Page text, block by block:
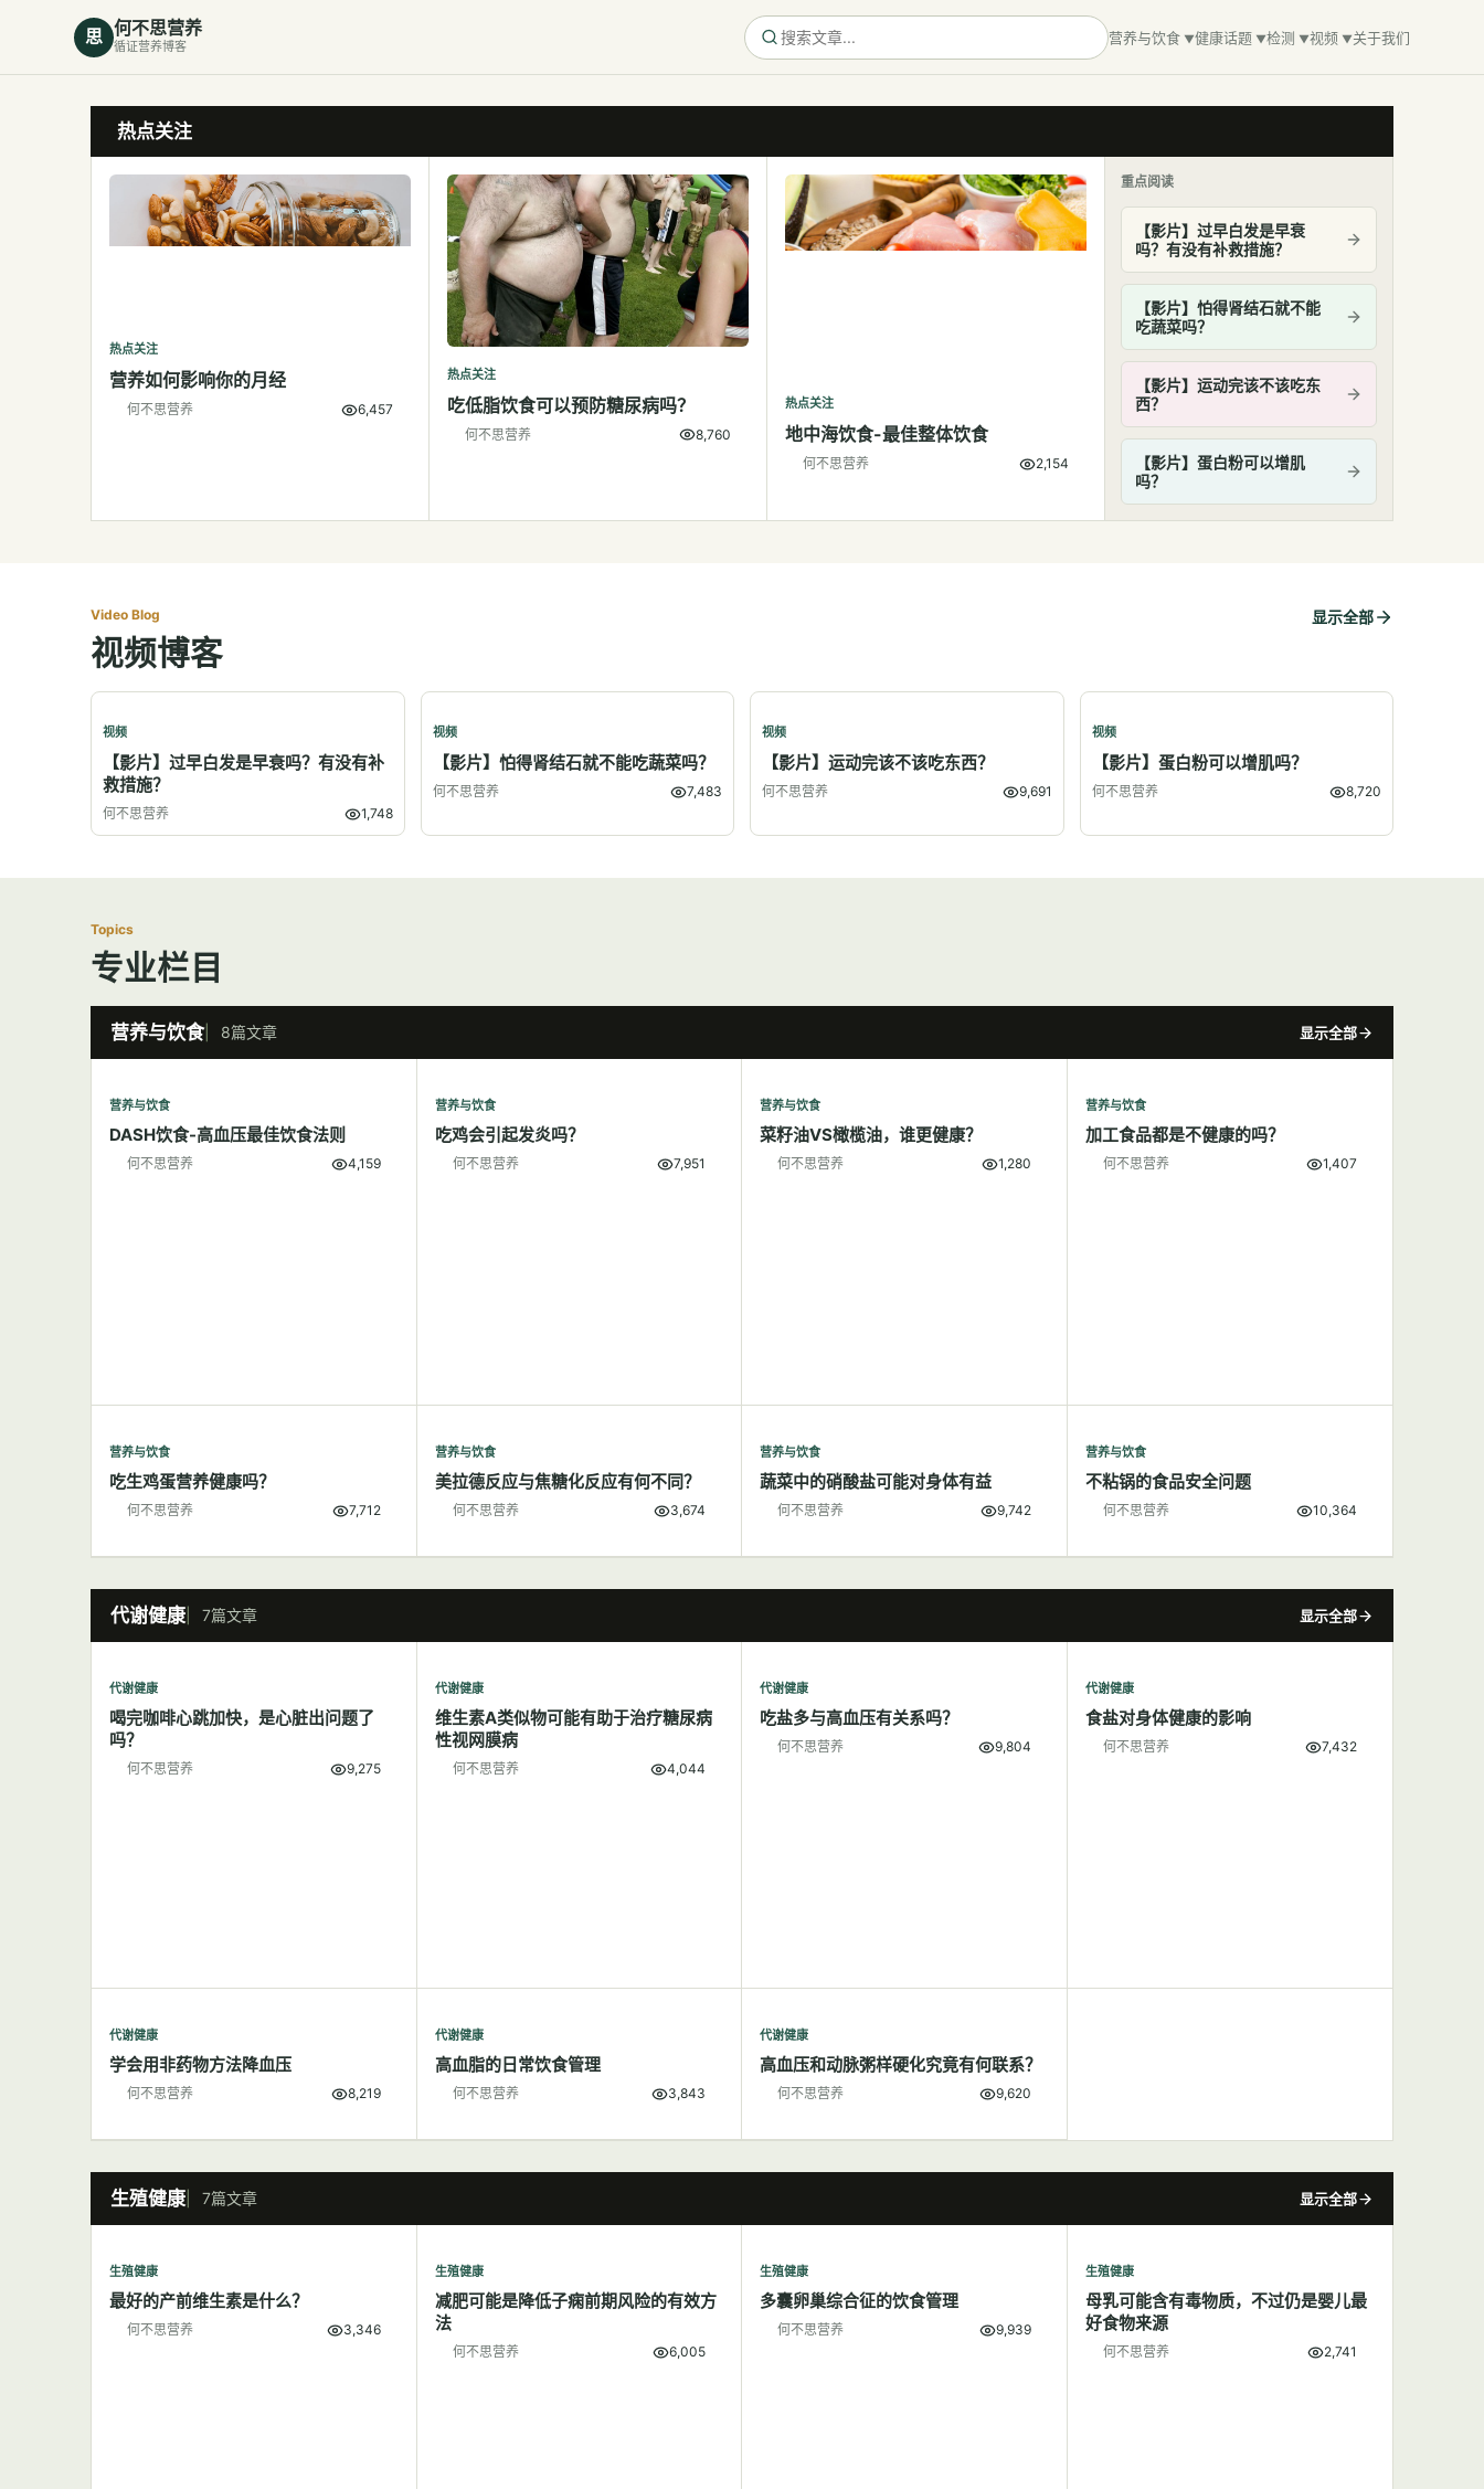
思 何不思营养
循证营养博客 营养与饮食 健康话题 检测 视频 关于我们
热点关注
热点关注
营养如何影响你的月经
何不思营养 6,457
热点关注
吃低脂饮食可以预防糖尿病吗？
何不思营养 8,760
热点关注
地中海饮食-最佳整体饮食
何不思营养 2,154
重点阅读
【影片】过早白发是早衰
吗？有没有补救措施？
【影片】怕得肾结石就不能
吃蔬菜吗？
【影片】运动完该不该吃东
西？
【影片】蛋白粉可以增肌
吗？
Video Blog
视频博客
显示全部
视频
【影片】过早白发是早衰吗？有没有补
救措施？
何不思营养 1,748
视频
【影片】怕得肾结石就不能吃蔬菜吗？
何不思营养 7,483
视频
【影片】运动完该不该吃东西？
何不思营养 9,691
视频
【影片】蛋白粉可以增肌吗？
何不思营养 8,720
Topics
专业栏目
营养与饮食 8篇文章 显示全部
营养与饮食
DASH饮食-高血压最佳饮食法则
何不思营养 4,159
营养与饮食
吃鸡会引起发炎吗？
何不思营养 7,951
营养与饮食
菜籽油VS橄榄油，谁更健康？
何不思营养 1,280
营养与饮食
加工食品都是不健康的吗？
何不思营养 1,407
营养与饮食
吃生鸡蛋营养健康吗？
何不思营养 7,712
营养与饮食
美拉德反应与焦糖化反应有何不同？
何不思营养 3,674
营养与饮食
蔬菜中的硝酸盐可能对身体有益
何不思营养 9,742
营养与饮食
不粘锅的食品安全问题
何不思营养 10,364
代谢健康 7篇文章 显示全部
代谢健康
喝完咖啡心跳加快，是心脏出问题了
吗？
何不思营养 9,275
代谢健康
维生素A类似物可能有助于治疗糖尿病
性视网膜病
何不思营养 4,044
代谢健康
吃盐多与高血压有关系吗？
何不思营养 9,804
代谢健康
食盐对身体健康的影响
何不思营养 7,432
代谢健康
学会用非药物方法降血压
何不思营养 8,219
代谢健康
高血脂的日常饮食管理
何不思营养 3,843
代谢健康
高血压和动脉粥样硬化究竟有何联系？
何不思营养 9,620
生殖健康 7篇文章 显示全部
生殖健康
最好的产前维生素是什么？
何不思营养 3,346
生殖健康
减肥可能是降低子痫前期风险的有效方
法
何不思营养 6,005
生殖健康
多囊卵巢综合征的饮食管理
何不思营养 9,939
生殖健康
母乳可能含有毒物质，不过仍是婴儿最
好食物来源
何不思营养 2,741